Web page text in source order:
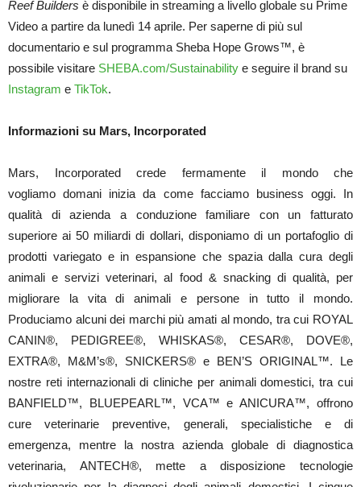
Reef Builders è disponibile in streaming a livello globale su Prime
Video a partire da lunedì 14 aprile. Per saperne di più sul
documentario e sul programma Sheba Hope Grows™, è
possibile visitare SHEBA.com/Sustainability e seguire il brand su
Instagram e TikTok.
Informazioni su Mars, Incorporated
Mars, Incorporated crede fermamente il mondo che
vogliamo domani inizia da come facciamo business oggi. In
qualità di azienda a conduzione familiare con un fatturato
superiore ai 50 miliardi di dollari, disponiamo di un portafoglio di
prodotti variegato e in espansione che spazia dalla cura degli
animali e servizi veterinari, al food & snacking di qualità, per
migliorare la vita di animali e persone in tutto il mondo.
Produciamo alcuni dei marchi più amati al mondo, tra cui ROYAL
CANIN®, PEDIGREE®, WHISKAS®, CESAR®, DOVE®,
EXTRA®, M&M’s®, SNICKERS® e BEN’S ORIGINAL™. Le
nostre reti internazionali di cliniche per animali domestici, tra cui
BANFIELD™, BLUEPEARL™, VCA™ e ANICURA™, offrono
cure veterinarie preventive, generali, specialistiche e di
emergenza, mentre la nostra azienda globale di diagnostica
veterinaria, ANTECH®, mette a disposizione tecnologie